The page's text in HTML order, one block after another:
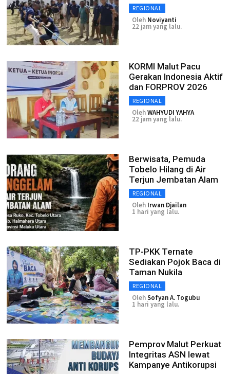
REGIONAL
Oleh Noviyanti
22 jam yang lalu.
KORMI Malut Pacu
Gerakan Indonesia Aktif
dan FORPROV 2026
REGIONAL
OlehWAHYUDI YAHYA
22 jam yang lalu.
Berwisata, Pemuda
Tobelo Hilang di Air
Terjun Jembatan Alam
REGIONAL
Oleh Irwan Djailan
1 hari yang lalu.
TP-PKK Ternate
Sediakan Pojok Baca di
Taman Nukila
REGIONAL
OlehSofyan A. Togubu
1 hari yang lalu.
Pemprov Malut Perkuat
Integritas ASN lewat
Kampanye Antikorupsi